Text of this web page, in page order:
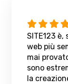
SITE123
web più
mai
sono
la